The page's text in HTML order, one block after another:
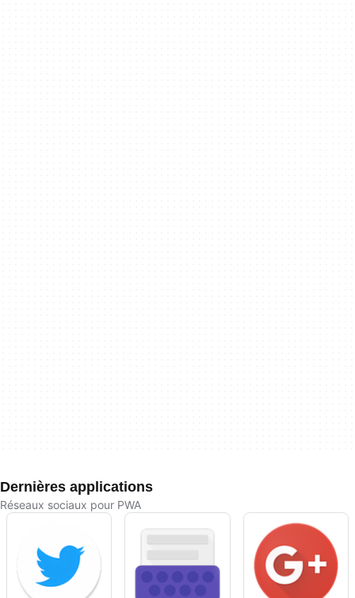
Dernières applications
Réseaux sociaux pour PWA